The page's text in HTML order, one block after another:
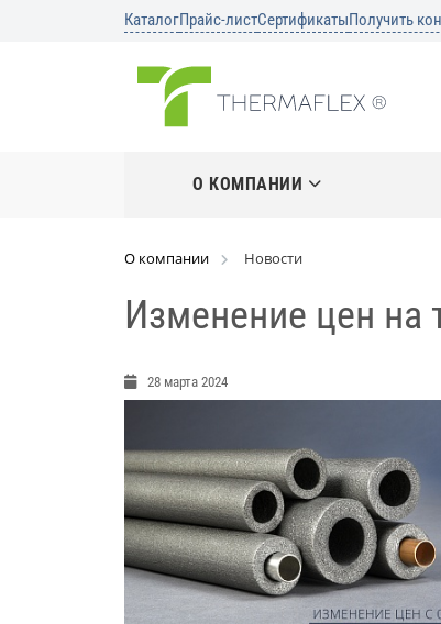
КаталогПрайс-листСертификатыПолучить
О КОМПАНИИ
О компании Новости
Изменение цен на
28 марта 2024